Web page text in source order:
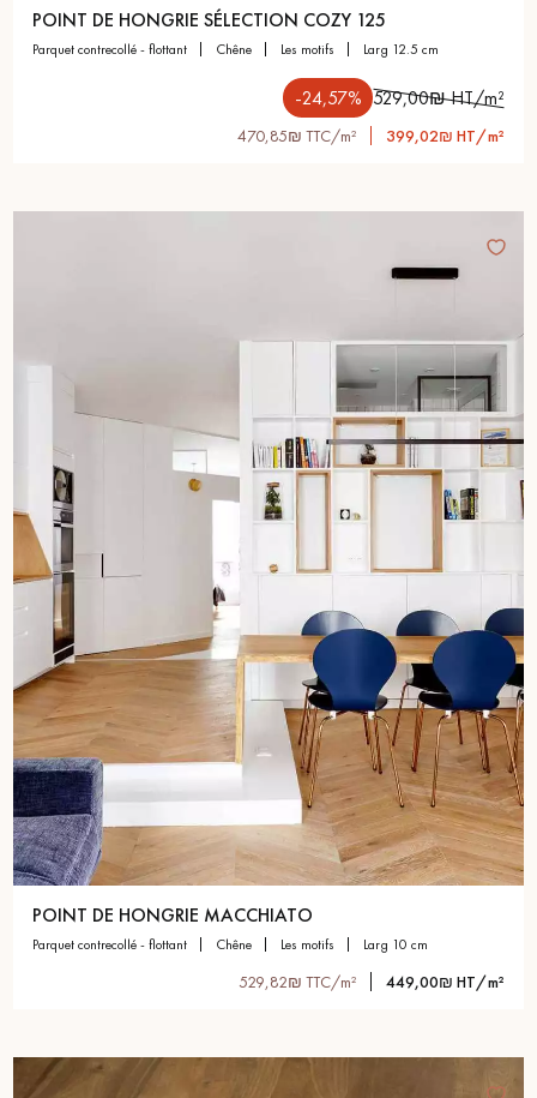
POINT DE HONGRIE SÉLECTION COZY 125
parquet contrecollé - flottant chêne les motifs larg 12.5 cm
-24,57% 529,00₪ HT/m²
470,85₪ TTC/m² 399,02₪ HT/m²
POINT DE HONGRIE MACCHIATO
parquet contrecollé - flottant chêne les motifs larg 10 cm
529,82₪ TTC/m² 449,00₪ HT/m²